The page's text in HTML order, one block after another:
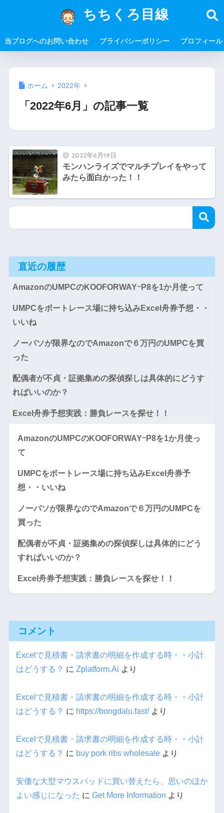
ちちくろ目線
当ブログへのお問い合わせ プライバシーポリシー プロフィール
ホーム 2022年
「2022年6月」の記事一覧
2022年6月19日
モンハンライズでマルチプレイをやって
みたら面白かった！！
直近の履歴
AmazonのUMPCのKOOFORWAYｰP8を1か月使って
UMPCをボートレース場に持ち込みExcel舟券予想・・
いいね
ノーパソが限界なのでAmazonで６万円のUMPCを買
った
配偶者が不貞・証拠集めの探偵探しは具体的にどうす
ればいいのか？
Excel舟券予想実践：勝負レースを探せ！！
AmazonのUMPCのKOOFORWAYｰP8を1か月使っ
て
UMPCをボートレース場に持ち込みExcel舟券予
想・・いいね
ノーパソが限界なのでAmazonで６万円のUMPCを
買った
配偶者が不貞・証拠集めの探偵探しは具体的にどう
すればいいのか？
Excel舟券予想実践：勝負レースを探せ！！
コメント
Excelで見積書・請求書の明細を作成する時・・小計
はどうする？ に Zplatform.Ai より
Excelで見積書・請求書の明細を作成する時・・小計
はどうする？ に https://bongdalu.fast/より
Excelで見積書・請求書の明細を作成する時・・小計
はどうする？ に buy pork ribs wholesaleより
安価な大型マウスパッドに買い替えたら、思いのほか
よい感じになった に Get More Information より